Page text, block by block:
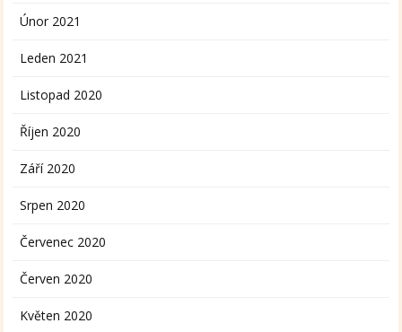
Únor 2021
Leden 2021
Listopad 2020
Říjen 2020
Září 2020
Srpen 2020
Červenec 2020
Červen 2020
Květen 2020